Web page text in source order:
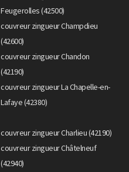
Feugerolles (42500)
couvreur zingueur Champdieu
(42600)
couvreur zingueur Chandon
(42190)
couvreur zingueur La Chapelle-en-
Lafaye (42380)
couvreur zingueur Charlieu (42190)
couvreur zingueur Châtelneuf
(42940)